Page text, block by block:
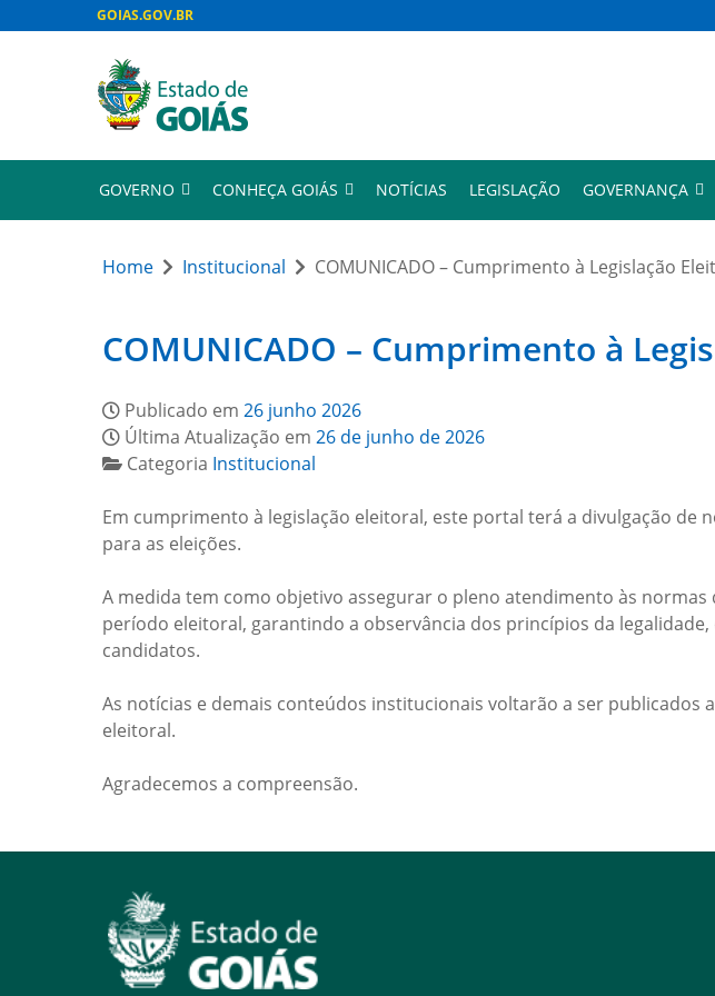
GOIAS.GOV.BR
GOVERNO CONHEÇA GOIÁS NOTÍCIAS LEGISLAÇÃO GOVERNANÇA
Home Institucional COMUNICADO – Cumprimento à Legislação
COMUNICADO – Cumprimento à
Publicado em 26 junho 2026
Última Atualização em 26 de junho de 2026
Categoria Institucional
Em cumprimento à legislação eleitoral, este portal terá a divulgação
para as eleições.
A medida tem como objetivo assegurar o pleno atendimento às
período eleitoral, garantindo a observância dos princípios da
candidatos.
As notícias e demais conteúdos institucionais voltarão a ser
eleitoral.
Agradecemos a compreensão.